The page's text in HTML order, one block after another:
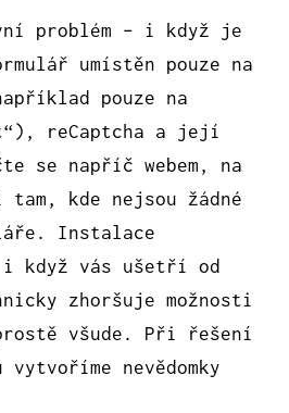
problém – i když je
umístěn pouze na
pouze na
reCaptcha a její
se napříč webem, na
kde nejsou žádné
Instalace
i když vás ušetří od
zhoršuje možnosti
všude. Při řešení
vytvoříme nevědomky